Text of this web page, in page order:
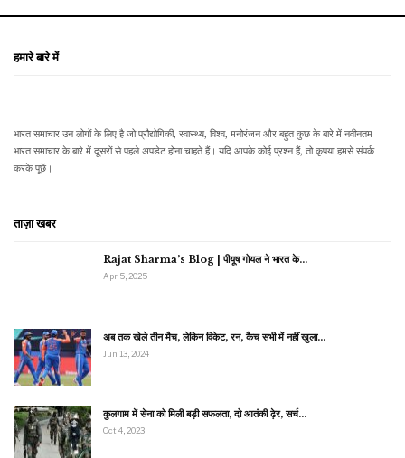
हमारे बारे में
भारत समाचार उन लोगों के लिए है जो प्रौद्योगिकी, स्वास्थ्य, विश्व, मनोरंजन और बहुत कुछ के बारे में नवीनतम
भारत समाचार के बारे में दूसरों से पहले अपडेट होना चाहते हैं। यदि आपके कोई प्रश्न हैं, तो कृपया हमसे संपर्क
करके पूछें।
ताज़ा खबर
Rajat Sharma’s Blog | पीयूष गोयल ने भारत के…
Apr 5, 2025
अब तक खेले तीन मैच, लेकिन विकेट, रन, कैच सभी में नहीं खुला…
Jun 13, 2024
कुलगाम में सेना को मिली बड़ी सफलता, दो आतंकी ढ़ेर, सर्च…
Oct 4, 2023